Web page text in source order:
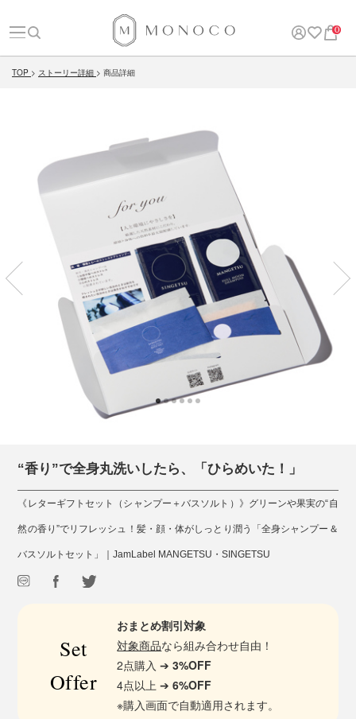
0
TOP ストーリー詳細 商品詳細
“香り”で全身丸洗いしたら、「ひらめいた！」
《レターギフトセット（シャンプー＋バスソルト）》グリーンや果実の“自
然の香り”でリフレッシュ！髪・顔・体がしっとり潤う「全身シャンプー＆
バスソルトセット」｜JamLabel MANGETSU・SINGETSU
Set
Offer
おまとめ割引対象
対象商品なら組み合わせ自由！
2点購入 ➔3%OFF
4点以上 ➔6%OFF
※購入画面で自動適用されます。